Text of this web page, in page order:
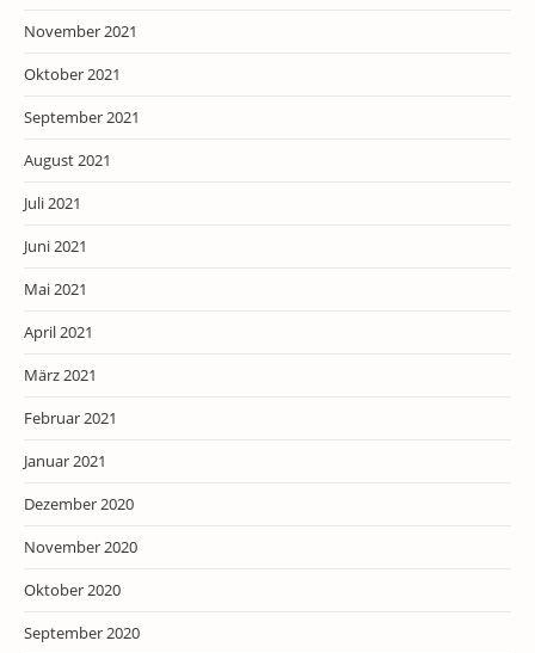
November 2021
Oktober 2021
September 2021
August 2021
Juli 2021
Juni 2021
Mai 2021
April 2021
März 2021
Februar 2021
Januar 2021
Dezember 2020
November 2020
Oktober 2020
September 2020